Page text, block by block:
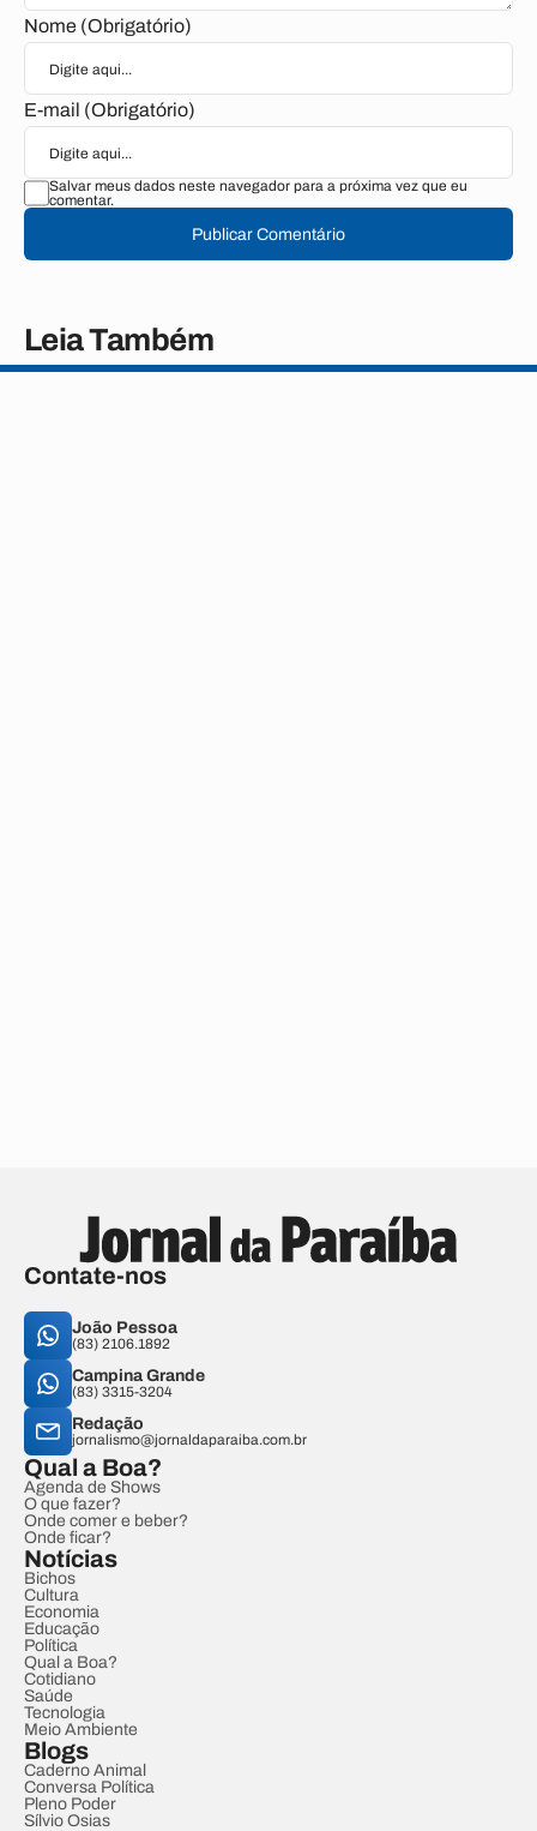
Nome (Obrigatório)
E-mail (Obrigatório)
Salvar meus dados neste navegador para a próxima vez que eu
comentar.
Publicar Comentário
Leia Também
Contate-nos
João Pessoa
(83) 2106.1892
Campina Grande
(83) 3315-3204
Redação
jornalismo@jornaldaparaiba.com.br
Qual a Boa?
Agenda de Shows
O que fazer?
Onde comer e beber?
Onde ficar?
Notícias
Bichos
Cultura
Economia
Educação
Política
Qual a Boa?
Cotidiano
Saúde
Tecnologia
Meio Ambiente
Blogs
Caderno Animal
Conversa Política
Pleno Poder
Sílvio Osias